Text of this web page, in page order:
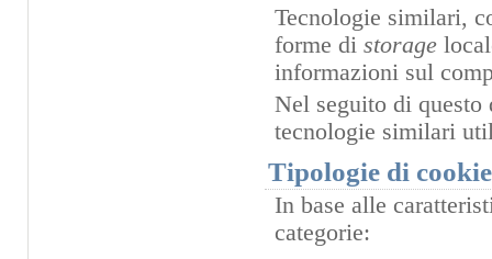
Tecnologie similari,
forme distorage
informazioni sul
Nel seguito di
tecnologie similari
Tipologie di cookie
In base alle
categorie: